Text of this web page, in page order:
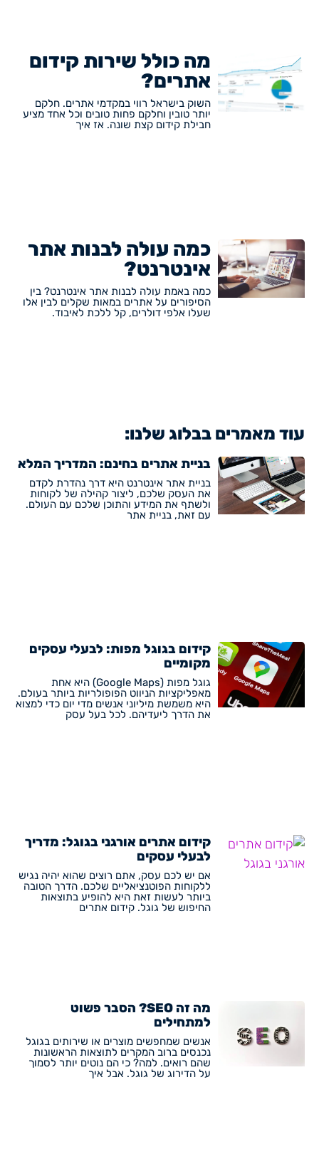
מה כולל שירות קידום
אתרים?
השוק בישראל רווי במקדמי אתרים. חלקם
יותר טובין וחלקם פחות טובים וכל אחד מציע
חבילת קידום קצת שונה. אז איך
כמה עולה לבנות אתר
אינטרנט?
כמה באמת עולה לבנות אתר אינטרנט? בין
הסיפורים על אתרים במאות שקלים לבין אלו
שעלו אלפי דולרים, קל ללכת לאיבוד.
עוד מאמרים בבלוג שלנו:
בניית אתרים בחינם: המדריך המלא
בניית אתר אינטרנט היא דרך נהדרת לקדם
את העסק שלכם, ליצור קהילה של לקוחות
ולשתף את המידע והתוכן שלכם עם העולם.
עם זאת, בניית אתר
קידום בגוגל מפות: לבעלי עסקים
מקומיים
גוגל מפות (Google Maps) היא אחת
מאפליקציות הניווט הפופולריות ביותר בעולם.
היא משמשת מיליוני אנשים מדי יום כדי למצוא
את הדרך ליעדיהם. לכל בעל עסק
קידום אתרים אורגני בגוגל: מדריך
לבעלי עסקים
אם יש לכם עסק, אתם רוצים שהוא יהיה נגיש
ללקוחות הפוטנציאליים שלכם. הדרך הטובה
ביותר לעשות זאת היא להופיע בתוצאות
החיפוש של גוגל. קידום אתרים
מה זה SEO? הסבר פשוט
למתחילים
אנשים שמחפשים מוצרים או שירותים בגוגל
נכנסים ברוב המקרים לתוצאות הראשונות
שהם רואים. למה? כי הם נוטים יותר לסמוך
על הדירוג של גוגל. אבל איך